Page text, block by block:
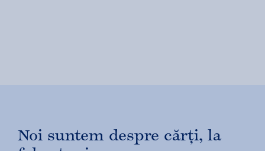
Noi suntem despre cărți, la